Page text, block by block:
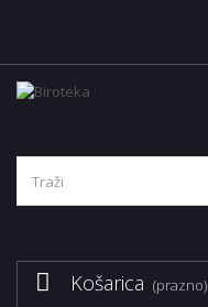
Košarica (prazno)